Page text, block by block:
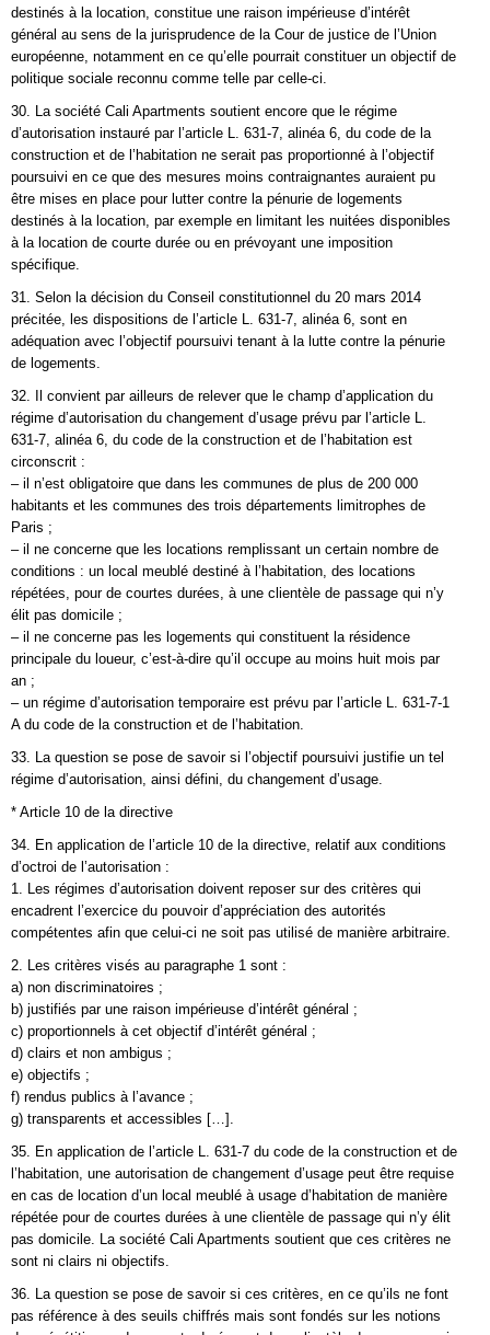
destinés à la location, constitue une raison impérieuse d’intérêt
général au sens de la jurisprudence de la Cour de justice de l’Union
européenne, notamment en ce qu’elle pourrait constituer un objectif de
politique sociale reconnu comme telle par celle-ci.
30. La société Cali Apartments soutient encore que le régime
d’autorisation instauré par l’article L. 631-7, alinéa 6, du code de la
construction et de l’habitation ne serait pas proportionné à l’objectif
poursuivi en ce que des mesures moins contraignantes auraient pu
être mises en place pour lutter contre la pénurie de logements
destinés à la location, par exemple en limitant les nuitées disponibles
à la location de courte durée ou en prévoyant une imposition
spécifique.
31. Selon la décision du Conseil constitutionnel du 20 mars 2014
précitée, les dispositions de l’article L. 631-7, alinéa 6, sont en
adéquation avec l’objectif poursuivi tenant à la lutte contre la pénurie
de logements.
32. Il convient par ailleurs de relever que le champ d’application du
régime d’autorisation du changement d’usage prévu par l’article L.
631-7, alinéa 6, du code de la construction et de l’habitation est
circonscrit :
– il n’est obligatoire que dans les communes de plus de 200 000
habitants et les communes des trois départements limitrophes de
Paris ;
– il ne concerne que les locations remplissant un certain nombre de
conditions : un local meublé destiné à l’habitation, des locations
répétées, pour de courtes durées, à une clientèle de passage qui n’y
élit pas domicile ;
– il ne concerne pas les logements qui constituent la résidence
principale du loueur, c’est-à-dire qu’il occupe au moins huit mois par
an ;
– un régime d’autorisation temporaire est prévu par l’article L. 631-7-1
A du code de la construction et de l’habitation.
33. La question se pose de savoir si l’objectif poursuivi justifie un tel
régime d’autorisation, ainsi défini, du changement d’usage.
* Article 10 de la directive
34. En application de l’article 10 de la directive, relatif aux conditions
d’octroi de l’autorisation :
1. Les régimes d’autorisation doivent reposer sur des critères qui
encadrent l’exercice du pouvoir d’appréciation des autorités
compétentes afin que celui-ci ne soit pas utilisé de manière arbitraire.
2. Les critères visés au paragraphe 1 sont :
a) non discriminatoires ;
b) justifiés par une raison impérieuse d’intérêt général ;
c) proportionnels à cet objectif d’intérêt général ;
d) clairs et non ambigus ;
e) objectifs ;
f) rendus publics à l’avance ;
g) transparents et accessibles […].
35. En application de l’article L. 631-7 du code de la construction et de
l’habitation, une autorisation de changement d’usage peut être requise
en cas de location d’un local meublé à usage d’habitation de manière
répétée pour de courtes durées à une clientèle de passage qui n’y élit
pas domicile. La société Cali Apartments soutient que ces critères ne
sont ni clairs ni objectifs.
36. La question se pose de savoir si ces critères, en ce qu’ils ne font
pas référence à des seuils chiffrés mais sont fondés sur les notions